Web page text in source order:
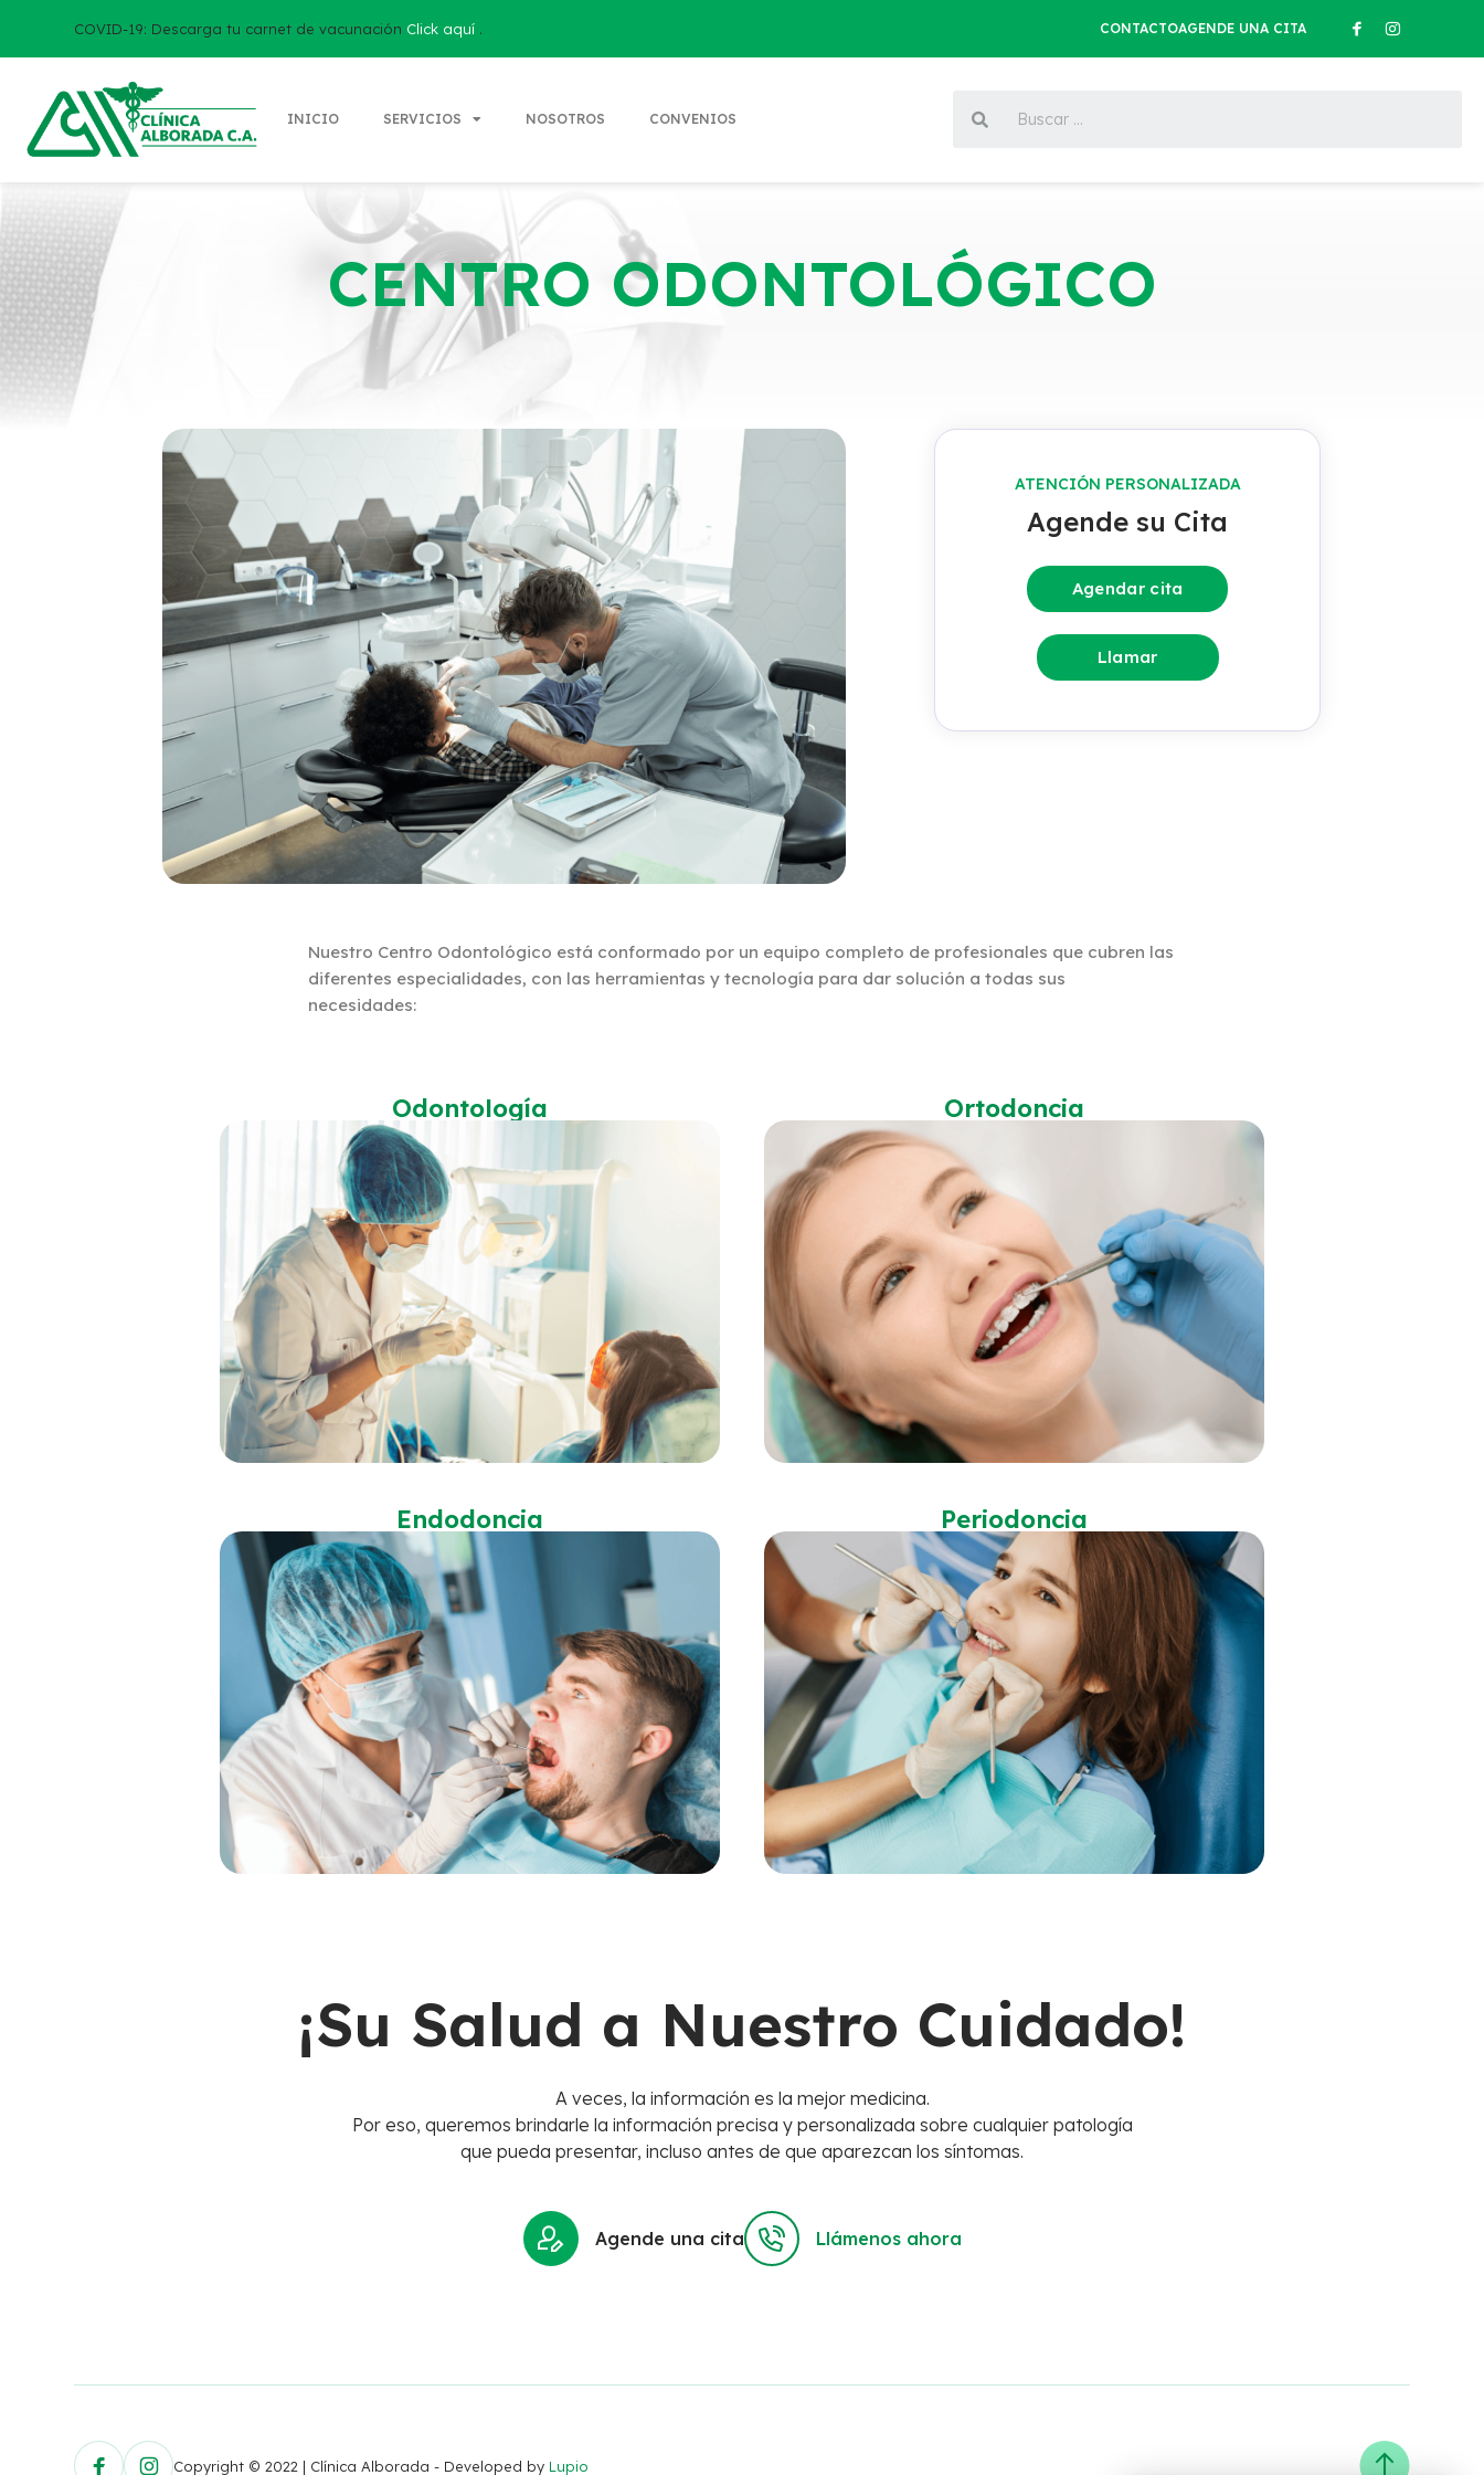
COVID-19: Descarga tu carnet de vacunación Click aquí . CONTACTOAGENDE UNA CITA
INICIO SERVICIOS NOSOTROS CONVENIOS
CENTRO ODONTOLÓGICO
ATENCIÓN PERSONALIZADA
Agende su Cita
Agendar cita
Llamar
Nuestro Centro Odontológico está conformado por un equipo completo de profesionales que cubren las
diferentes especialidades, con las herramientas y tecnología para dar solución a todas sus
necesidades:
Odontología Ortodoncia
Endodoncia Periodoncia
¡Su Salud a Nuestro Cuidado!
A veces, la información es la mejor medicina.
Por eso, queremos brindarle la información precisa y personalizada sobre cualquier patología
que pueda presentar, incluso antes de que aparezcan los síntomas.
Agende una cita Llámenos ahora
Copyright © 2022 | Clínica Alborada - Developed by Lupio